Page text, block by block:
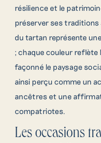
résilience et le
préserver ses traditions
du tartan représente
; chaque couleur reflète
façonné le paysage
ainsi perçu comme un
ancêtres et une
compatriotes.
Les occasions